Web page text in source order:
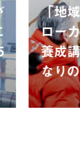
「地
ロー
養成
なり